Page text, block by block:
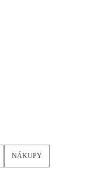
Extra s.r.o.
NÁKUPY